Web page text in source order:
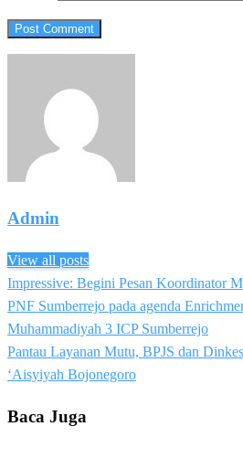
Admin
View all posts
Post
navigation
Previous
Post
Impressive: Begini Pesan Koordinator
PNF Sumberrejo pada agenda
Muhammadiyah 3 ICP Sumberrejo
Next
Post
Pantau Layanan Mutu, BPJS dan
‘Aisyiyah Bojonegoro
Baca Juga